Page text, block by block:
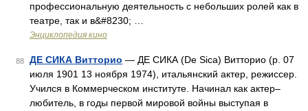
профессиональную деятельность с небольших ролей как в
театре, так и в&#8230; …
Энциклопедия кино
88 ДЕ СИКА Bитторио — ДЕ СИКА (De Sica) Bитторио (р. 07
июля 1901 13 ноября 1974), итальянский актер, режиссер.
Учился в Коммерческом институте. Начинал как актер–
любитель, в годы первой мировой войны выступая в